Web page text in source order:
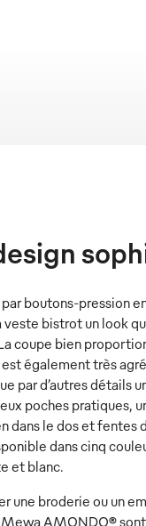
boutons-pression
bistrot un look
coupe bien
également très
par d’autres détails
poches pratiques,
dans le dos et fentes
dans cinq
et blanc.
une broderie ou un
AMONDO®